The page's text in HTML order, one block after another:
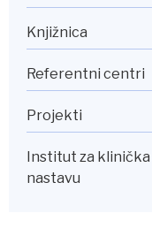
Knjižnica
Referentni centri
Projekti
Institut za
nastavu